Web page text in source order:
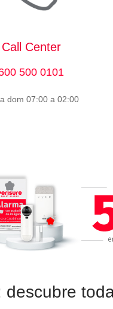
Call Center
500 0101
dom 07:00 a 02:00
descubre